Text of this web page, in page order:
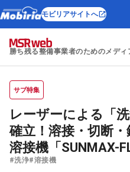
モビリアサイトへ
勝ち残る整備事業者のためのメディ
サブ特集
レーザーによる「
確立！溶接・切断
溶接機「SUNMAX-
#洗浄#溶接機